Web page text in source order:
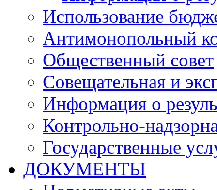
Использование
Антимонопольный
Общественный совет
Совещательная и
Информация о
Контрольно-
Государственные
ДОКУМЕНТЫ